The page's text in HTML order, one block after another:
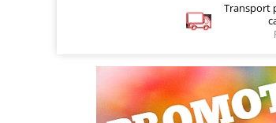
Transport